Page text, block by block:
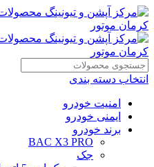
انتخاب دسته بندی
امنیت خودرو
ایمنی خودرو
برند خودرو
BAC X3 PRO
جک